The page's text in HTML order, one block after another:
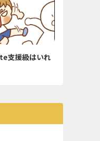
支援級はいれ